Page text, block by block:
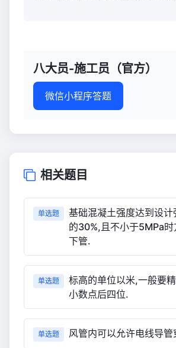
八大员-施工员（官方）
微信小程序答题
相关题目
单选题
基础混凝土强度达到设计
的30%,且不小于5MPa时
下管.
单选题
标高的单位以米,一般要
小数点后四位.
单选题 风管内可以允许电线导管